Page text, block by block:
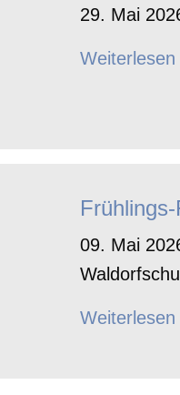
29. Mai
Weiterlesen
09. Mai
Weiterlesen